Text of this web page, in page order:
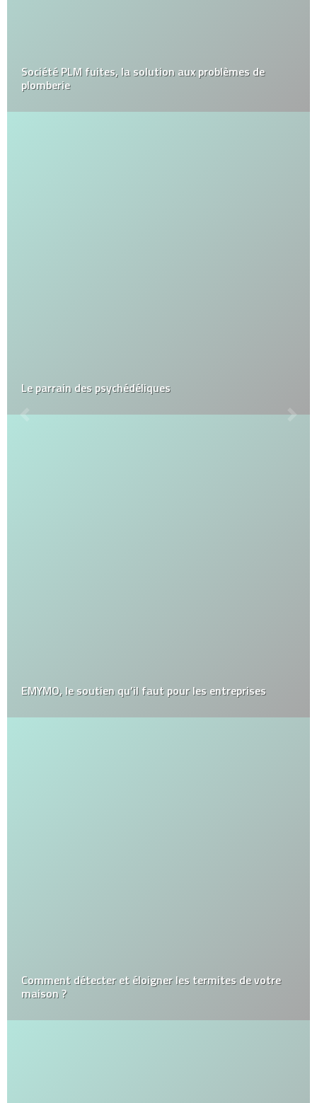
Société PLM fuites, la solution aux problèmes de
plomberie
Le parrain des psychédéliques
EMYMO, le soutien qu’il faut pour les entreprises
Comment détecter et éloigner les termites de votre
maison ?